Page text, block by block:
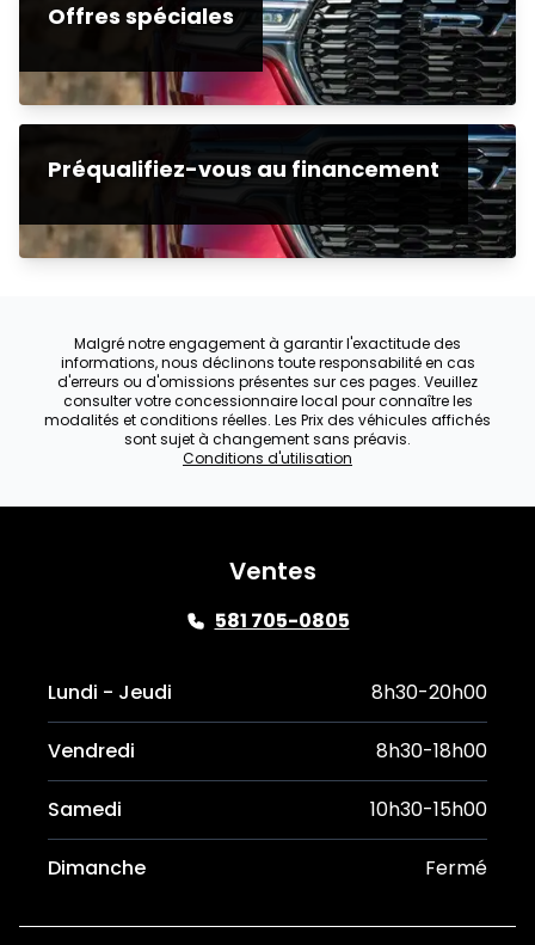
Offres spéciales
Préqualifiez-vous au financement
Malgré notre engagement à garantir l'exactitude des
informations, nous déclinons toute responsabilité en cas
d'erreurs ou d'omissions présentes sur ces pages. Veuillez
consulter votre concessionnaire local pour connaître les
modalités et conditions réelles. Les Prix des véhicules affichés
sont sujet à changement sans préavis.
Conditions d'utilisation
Ventes
581 705-0805
Lundi - Jeudi 8h30-20h00
Vendredi 8h30-18h00
Samedi 10h30-15h00
Dimanche Fermé